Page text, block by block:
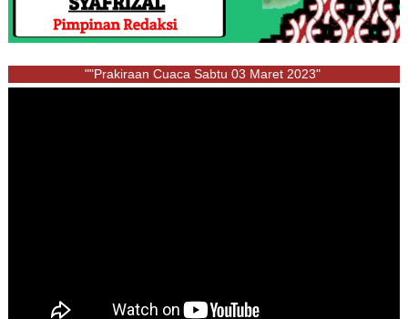
""Prakiraan Cuaca Sabtu 03 Maret 2023"